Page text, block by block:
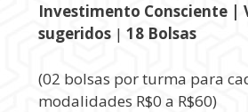
Investimento Consciente |
sugeridos | 18 Bolsas
(02 bolsas por turma para
modalidades R$0 a R$60)